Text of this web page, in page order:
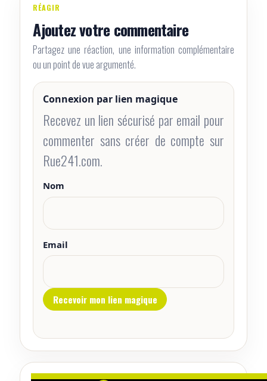
RÉAGIR
Ajoutez votre commentaire
Partagez une réaction, une information complémentaire
ou un point de vue argumenté.
Connexion par lien magique
Recevez un lien sécurisé par email pour
commenter sans créer de compte sur
Rue241.com.
Nom
Email